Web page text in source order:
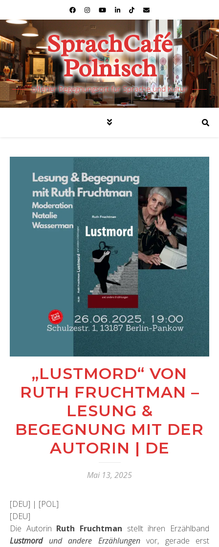
SprachCafé
Polnisch
offener Begegnungsort für Sprache und Kultur
„LUSTMORD“ VON
RUTH FRUCHTMAN –
LESUNG &
BEGEGNUNG MIT DER
AUTORIN | DE
Mai 13, 2025
[DEU] | [POL]
[DEU]
Die Autorin Ruth Fruchtman stellt ihren Erzählband
Lustmordund andere Erzählungenvor, gerade erst